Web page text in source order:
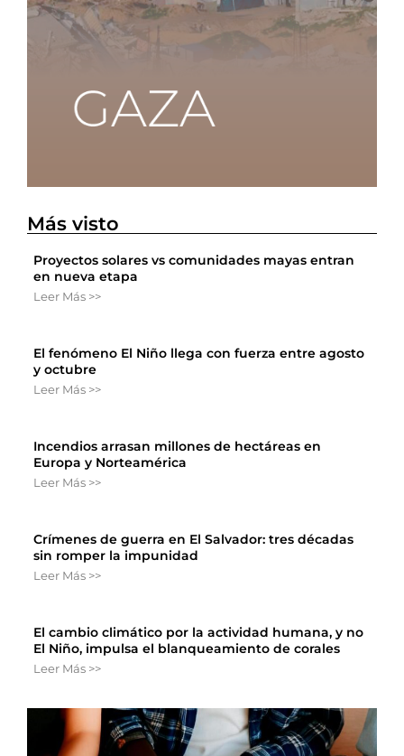
Más visto
Proyectos solares vs comunidades mayas entran
en nueva etapa
Leer Más >>
El fenómeno El Niño llega con fuerza entre agosto
y octubre
Leer Más >>
Incendios arrasan millones de hectáreas en
Europa y Norteamérica
Leer Más >>
Crímenes de guerra en El Salvador: tres décadas
sin romper la impunidad
Leer Más >>
El cambio climático por la actividad humana, y no
El Niño, impulsa el blanqueamiento de corales
Leer Más >>